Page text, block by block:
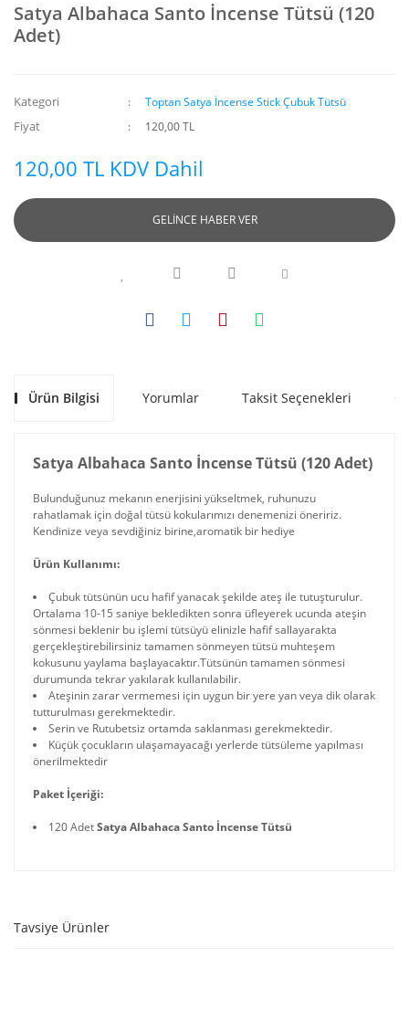
Satya Albahaca Santo İncense Tütsü (120
Adet)
Kategori Toptan Satya İncense Stick Çubuk Tütsü
Fiyat 120,00 TL
120,00 TL KDV Dahil
GELİNCE HABER VER
Ürün Bilgisi Yorumlar Taksit Seçenekleri
Satya Albahaca Santo İncense Tütsü (120 Adet)
Bulunduğunuz mekanın enerjisini yükseltmek, ruhunuzu
rahatlamak için doğal tütsü kokularımızı denemenizi öneririz.
Kendinize veya sevdiğiniz birine,aromatik bir hediye
Ürün Kullanımı:
Çubuk tütsünün ucu hafif yanacak şekilde ateş ile tutuşturulur.
Ortalama 10-15 saniye bekledikten sonra üfleyerek ucunda ateşin
sönmesi beklenir bu işlemi tütsüyü elinizle hafif sallayarakta
gerçekleştirebilirsiniz tamamen sönmeyen tütsü muhteşem
kokusunu yaylama başlayacaktır.Tütsünün tamamen sönmesi
durumunda tekrar yakılarak kullanılabilir.
Ateşinin zarar vermemesi için uygun bir yere yan veya dik olarak
tutturulması gerekmektedir.
Serin ve Rutubetsiz ortamda saklanması gerekmektedir.
Küçük çocukların ulaşamayacağı yerlerde tütsüleme yapılması
önerilmektedir
Paket İçeriği:
120 AdetSatya Albahaca Santo İncense Tütsü
Tavsiye Ürünler